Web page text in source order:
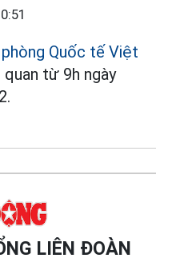
Quốc tế Việt
từ 9h ngày
LIÊN ĐOÀN